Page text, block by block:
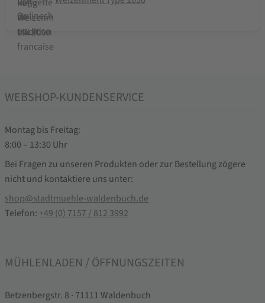
WEBSHOP-KUNDENSERVICE
Montag bis Freitag:
8:00 – 13:30 Uhr
Bei Fragen zu unseren Produkten oder zur Bestellung zögere
nicht und kontaktiere uns unter:
shop@stadtmuehle-waldenbuch.de
Telefon: +49 (0) 7157 / 812 3992
MÜHLENLADEN / ÖFFNUNGSZEITEN
Betzenbergstr. 8 · 71111 Waldenbuch